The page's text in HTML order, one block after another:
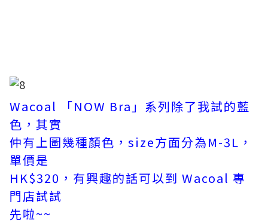
Wacoal 「NOW Bra」系列除了我試的藍
色，其實
仲有上圖幾種顏色，size方面分為M-3L，
單價是
HK$320，有興趣的話可以到 Wacoal 專
門店試試
先啦~~